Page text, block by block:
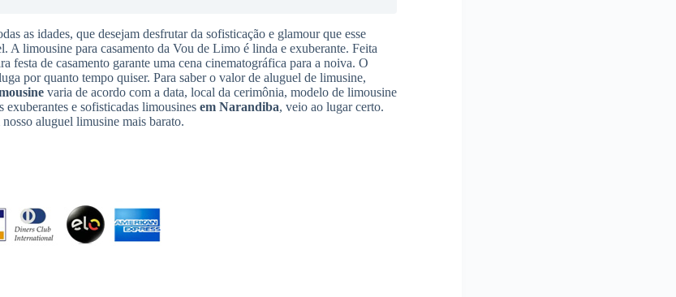
as idades, que desejam desfrutar da sofisticação e glamour que esse
limousine para casamento da Vou de Limo é linda e exuberante. Feita
festa de casamento garante uma cena cinematográfica para a noiva. O
por quanto tempo quiser. Para saber o valor de aluguel de limusine,
varia de acordo com a data, local da cerimônia, modelo de limousine
exuberantes e sofisticadas limousines em Narandiba, veio ao lugar certo.
aluguel limusine mais barato.